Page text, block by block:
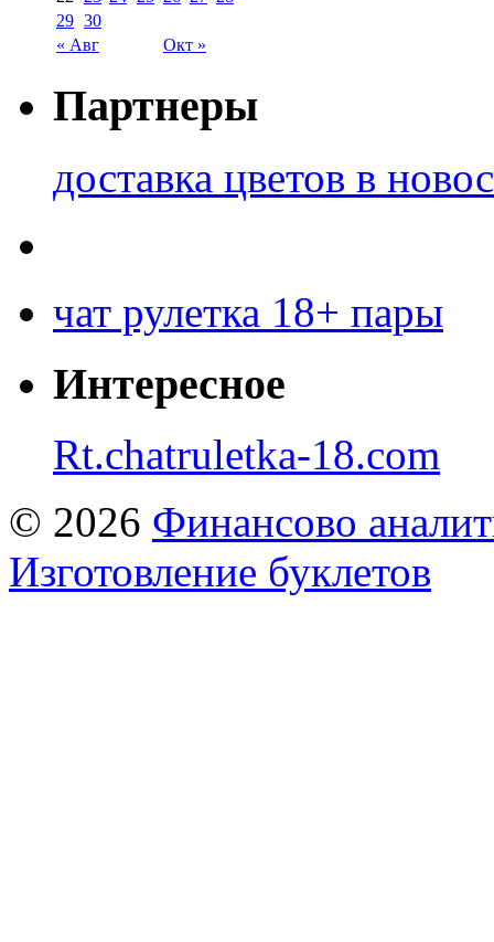
« Авг Окт »
29 30
Партнеры
доставка цветов в
чат рулетка 18+ пары
Интересное
Rt.chatruletka-18.com
© 2026 Финансово
Изготовление буклетов